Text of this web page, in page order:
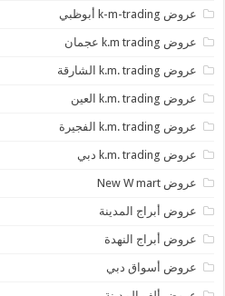
عروض k-m-trading أبوظبي
عروض k.m trading عجمان
عروض k.m. trading الشارقة
عروض k.m. trading العين
عروض k.m. trading الفجيرة
عروض k.m. trading دبي
عروض New W mart
عروض أبراج المدينة
عروض أبراج النهدة
عروض أسواق دبي